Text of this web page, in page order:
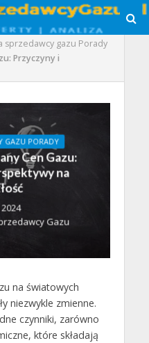
sprzedawcy gazu Porady
Przyczyny i
GAZU PORADY
Cen Gazu:
na
Gazu
na światowych
niezwykle zmienne.
czynniki, zarówno
które składają